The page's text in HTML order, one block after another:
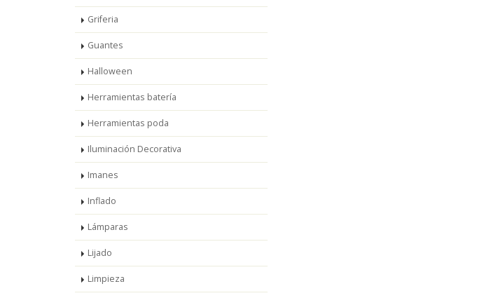
Griferia
Guantes
Halloween
Herramientas batería
Herramientas poda
Iluminación Decorativa
Imanes
Inflado
Lámparas
Lijado
Limpieza